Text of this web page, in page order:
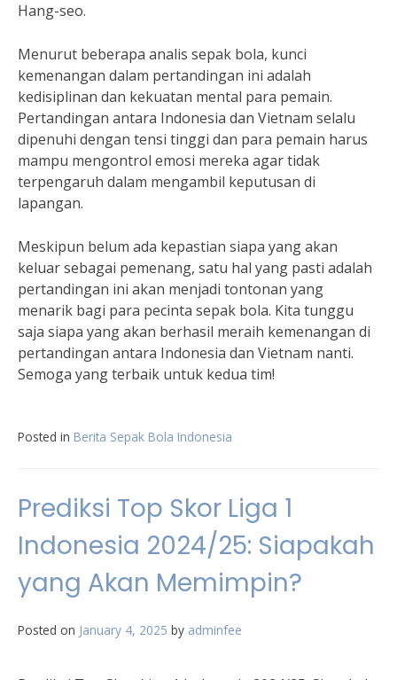
Hang-seo.
Menurut beberapa analis sepak bola, kunci
kemenangan dalam pertandingan ini adalah
kedisiplinan dan kekuatan mental para pemain.
Pertandingan antara Indonesia dan Vietnam selalu
dipenuhi dengan tensi tinggi dan para pemain harus
mampu mengontrol emosi mereka agar tidak
terpengaruh dalam mengambil keputusan di
lapangan.
Meskipun belum ada kepastian siapa yang akan
keluar sebagai pemenang, satu hal yang pasti adalah
pertandingan ini akan menjadi tontonan yang
menarik bagi para pecinta sepak bola. Kita tunggu
saja siapa yang akan berhasil meraih kemenangan di
pertandingan antara Indonesia dan Vietnam nanti.
Semoga yang terbaik untuk kedua tim!
Posted in Berita Sepak Bola Indonesia
Prediksi Top Skor Liga 1
Indonesia 2024/25: Siapakah
yang Akan Memimpin?
Posted on January 4, 2025 by adminfee